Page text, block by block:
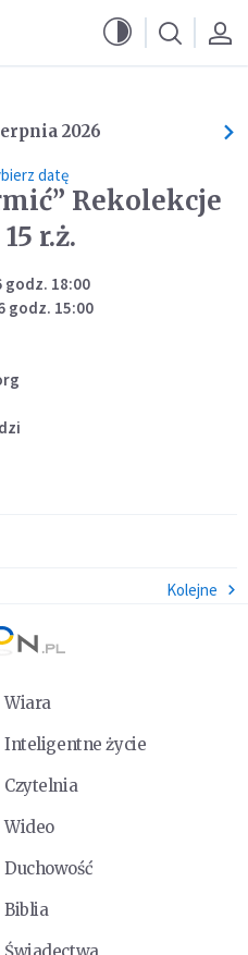
2026
datę
Rekolekcje
r.ż.
godz. 18:00
godz. 15:00
Kolejne
Wiara
Inteligentne życie
Czytelnia
Wideo
Duchowość
Biblia